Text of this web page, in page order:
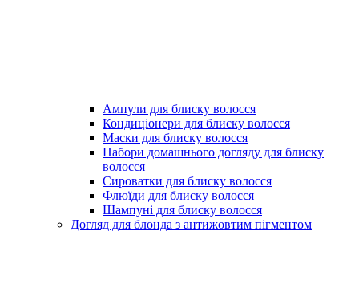
Ампули для блиску волосся
Кондиціонери для блиску волосся
Маски для блиску волосся
Набори домашнього догляду для блиску
волосся
Сироватки для блиску волосся
Флюїди для блиску волосся
Шампуні для блиску волосся
Догляд для блонда з антижовтим пігментом